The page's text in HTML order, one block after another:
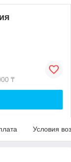
₸
Условия